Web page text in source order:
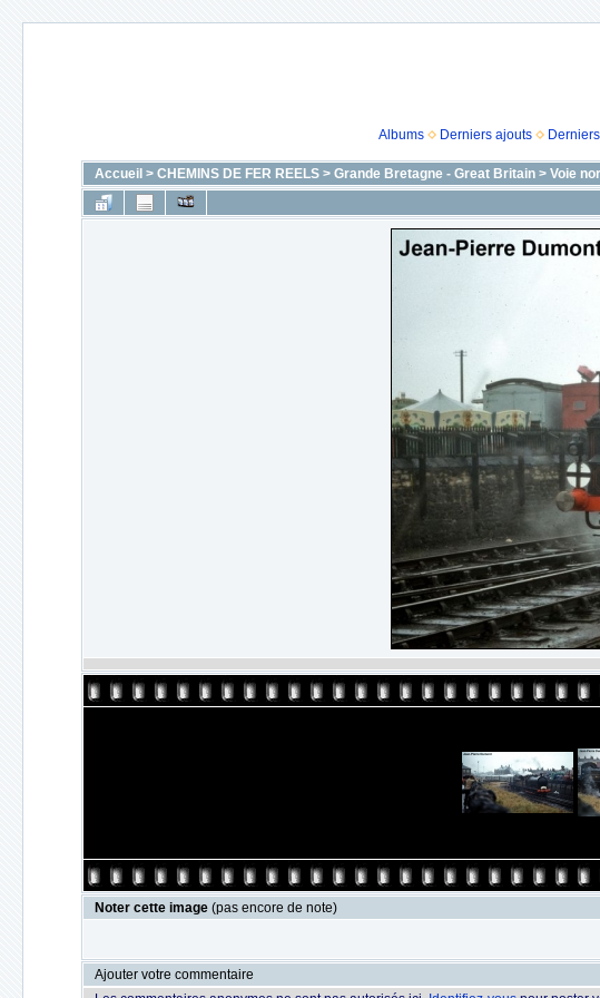
Albums
Derniers ajouts
Accueil > CHEMINS DE FER REELS > Grande Bretagne - Great Britain > Voie
Noter cette image (pas encore de note)
Ajouter votre commentaire